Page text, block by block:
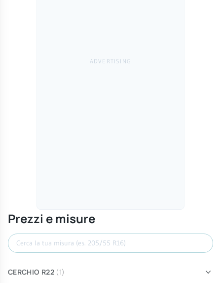
Prezzi e misure
Cerca misura
CERCHIO R22 (1)